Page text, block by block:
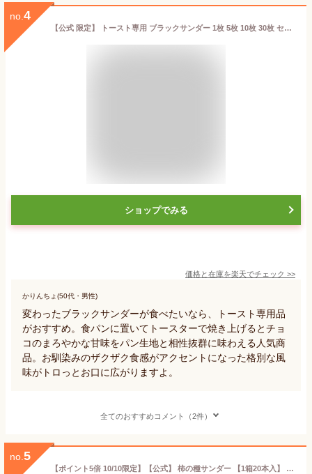
no. 4
【公式 限定】 トースト専用 ブラックサンダー 1枚 5枚 10枚 30枚 セット チョコ 朝食 軽食 パン 食パン トースト トースト用ペースト チョコレートクリーム チョコレート ザクザク ギフト プレゼント プチギフト 2025 ハロウィン
ショップでみる
価格と在庫を楽天でチェック >>
かりんちょ(50代・男性)
変わったブラックサンダーが食べたいなら、トースト専用品
がおすすめ。食パンに置いてトースターで焼き上げるとチョ
コのまろやかな甘味をパン生地と相性抜群に味わえる人気商
品。お馴染みのザクザク食感がアクセントになった格別な風
味がトロっとお口に広がりますよ。
全てのおすすめコメント（2件）
no. 5
【ポイント5倍 10/10限定】【公式】 柿の種サンダー 【1箱20本入】 ブラックサンダー 柿の種 チョコ チョコレート プチギフト プレゼント スイーツ お菓子 ギフト 個包装 ブラック サンダー 2025 挨拶ギフト 箱チョコ 会社 ハロウィン